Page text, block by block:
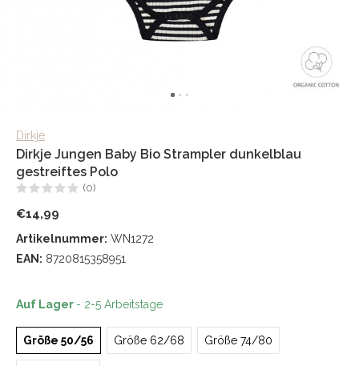
Dirkje
Dirkje Jungen Baby Bio Strampler dunkelblau
gestreiftes Polo
(0)
€14,99
Artikelnummer: WN1272
EAN: 8720815358951
Auf Lager - 2-5 Arbeitstage
Größe 50/56 Größe 62/68 Größe 74/80